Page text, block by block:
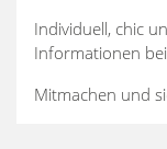
Individuell, chic
Informationen
Mitmachen und